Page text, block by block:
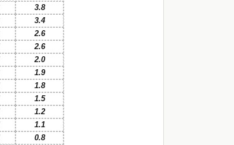
3.8
3.4
2.6
2.6
2.0
1.9
1.8
1.5
1.2
1.1
0.8